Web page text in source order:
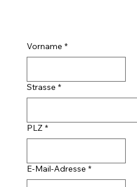
Vorname *
Strasse *
PLZ *
E-Mail-Adresse *